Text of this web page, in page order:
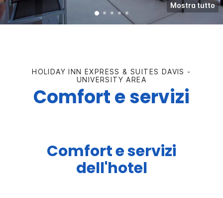
Mostra tutto
HOLIDAY INN EXPRESS & SUITES DAVIS -
UNIVERSITY AREA
Comfort e servizi
Comfort e servizi
dell'hotel